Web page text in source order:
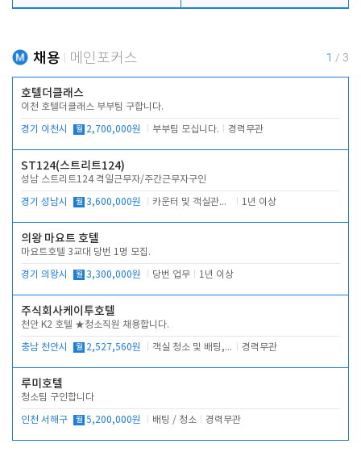
채용 메인포커스 1 / 3
호텔더클래스
이천 호텔더클래스 부부팀 구합니다.
경기 이천시 월 2,700,000원 부부팀 모십니다. 경력무관
ST124(스트리트124)
성남 스트리트124 격일근무자/주간근무자구인
경기 성남시 월 3,600,000원 카운터 및 객실관리 전반 1년 이상
의왕 마요트 호텔
마요트호텔 3교대 당번 1명 모집.
경기 의왕시 월 3,300,000원 당번 업무 1년 이상
주식회사케이투호텔
천안 K2 호텔 ★청소직원 채용합니다.
충남 천안시 월 2,527,560원 객실 청소 및 배팅, 주변 시설 청소 경력무관
루미호텔
청소팀 구인합니다
인천 서해구 월 5,200,000원 배팅 / 청소 경력무관